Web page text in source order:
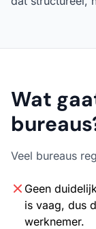
Wat
Veel bureaus
Geen
is vaag, dus
werknemer.